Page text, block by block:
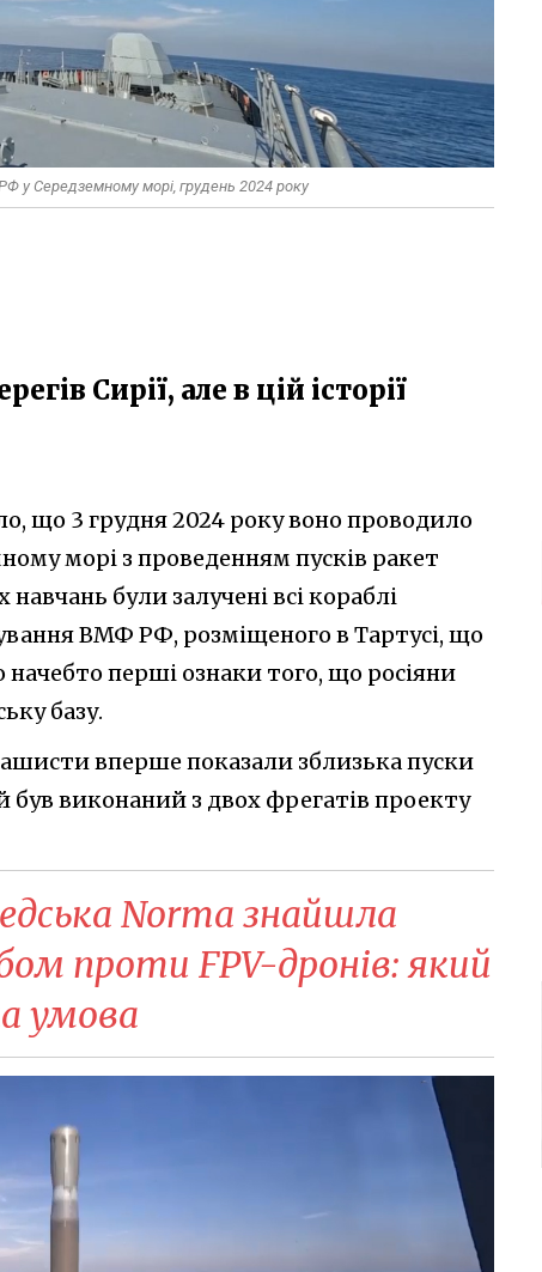
у Середземному морі, грудень 2024 року
Сирії, але в цій історії
що 3 грудня 2024 року воно проводило
морі з проведенням пусків ракет
були залучені всі кораблі
ВМФ РФ, розміщеного в Тартусі, що
перші ознаки того, що росіяни
базу.
вперше показали зблизька пуски
виконаний з двох фрегатів проекту
Norma знайшла
проти FPV-дронів: який
умова